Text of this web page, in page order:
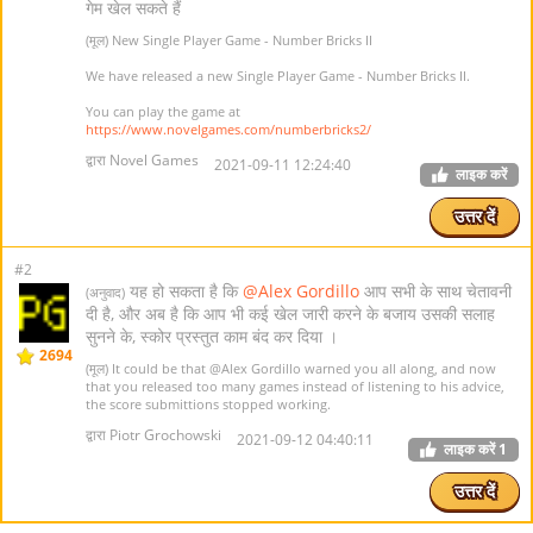
गेम खेल सकते हैं
(मूल) New Single Player Game - Number Bricks II
We have released a new Single Player Game - Number Bricks II.
You can play the game at
https://www.novelgames.com/numberbricks2/
द्वारा Novel Games 2021-09-11 12:24:40 लाइक करें
उत्तर दें
#2
2694
(अनुवाद) यह हो सकता है कि@Alex Gordillo आप सभी के साथ चेतावनी
दी है, और अब है कि आप भी कई खेल जारी करने के बजाय उसकी सलाह
सुनने के, स्कोर प्रस्तुत काम बंद कर दिया ।
(मूल) It could be that @Alex Gordillo warned you all along, and now
that you released too many games instead of listening to his advice,
the score submittions stopped working.
द्वारा Piotr Grochowski 2021-09-12 04:40:11 लाइक करें1
उत्तर दें